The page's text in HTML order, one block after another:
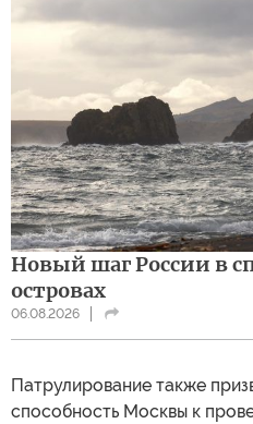
Новый шаг России в
островах
06.08.2026
Патрулирование также
способность Москвы к